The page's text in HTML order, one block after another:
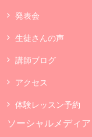
発表会
生徒さんの声
講師ブログ
アクセス
体験レッスン予約
ソーシャルメディア